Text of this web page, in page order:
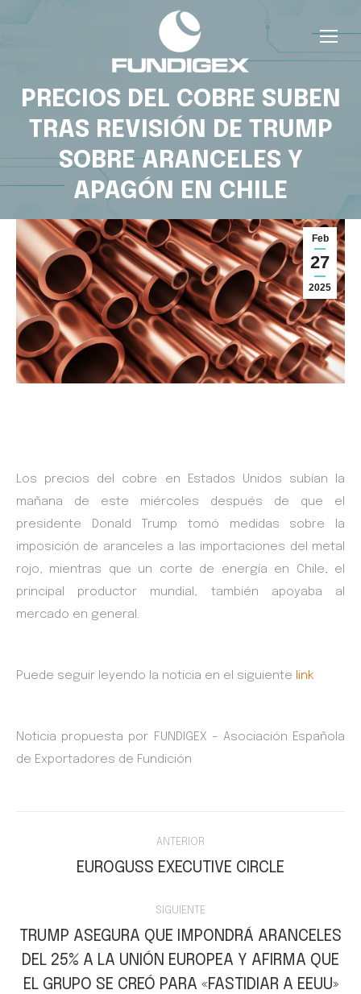
PRECIOS DEL COBRE SUBEN
TRAS REVISIÓN DE TRUMP
SOBRE ARANCELES Y
APAGÓN EN CHILE
Feb
27
2025
Los precios del cobre en Estados Unidos subían la
mañana de este miércoles después de que el
presidente Donald Trump tomó medidas sobre la
imposición de aranceles a las importaciones del metal
rojo, mientras que un corte de energía en Chile, el
principal productor mundial, también apoyaba al
mercado en general.
Puede seguir leyendo la noticia en el siguiente link
Noticia propuesta por FUNDIGEX – Asociación Española
de Exportadores de Fundición
entre
publicaciones
ANTERIOR
Publicación
EUROGUSS EXECUTIVE CIRCLE
SIGUIENTE
Publicación
siguiente:
TRUMP ASEGURA QUE IMPONDRÁ ARANCELES
DEL 25% A LA UNIÓN EUROPEA Y AFIRMA QUE
EL GRUPO SE CREÓ PARA «FASTIDIAR A EEUU»